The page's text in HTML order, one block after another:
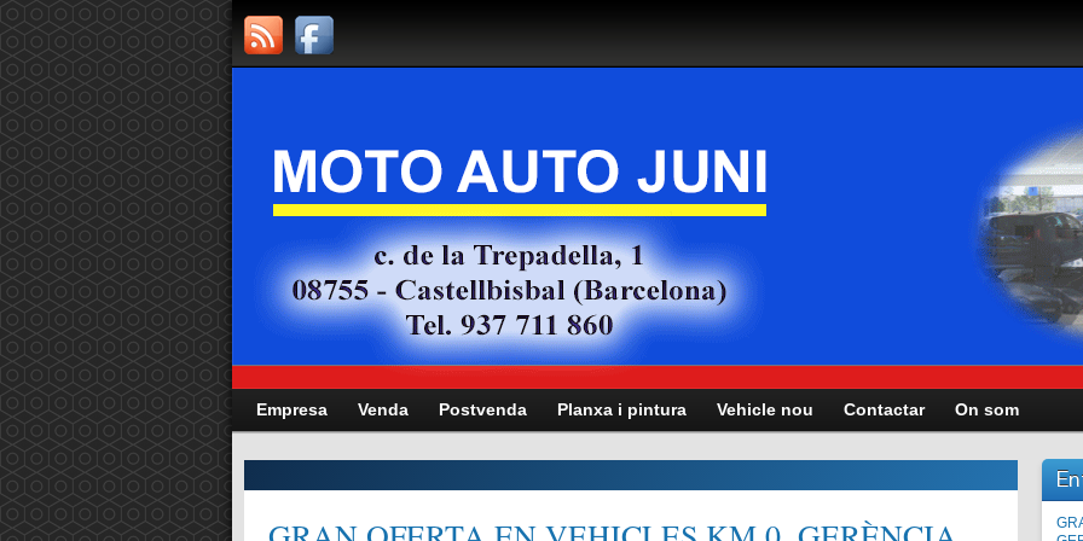
Empresa Venda Postvenda Planxa i pintura Vehicle nou Contactar On som